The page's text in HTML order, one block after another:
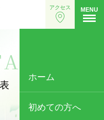
アクセス MENU
ホーム
初めての方へ